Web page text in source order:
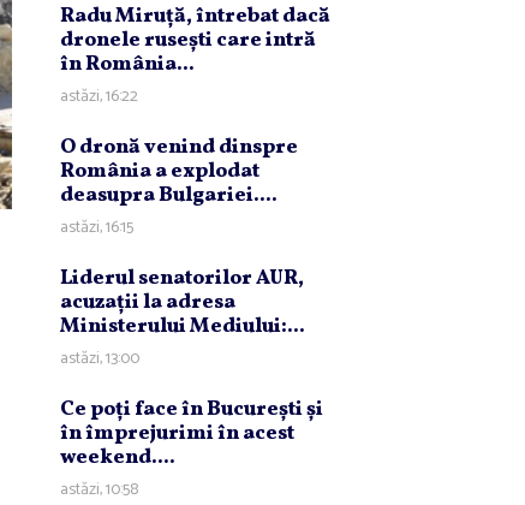
Radu Miruţă, întrebat dacă
dronele ruseşti care intră
în România...
astăzi, 16:22
O dronă venind dinspre
România a explodat
deasupra Bulgariei....
astăzi, 16:15
Liderul senatorilor AUR,
acuzaţii la adresa
Ministerului Mediului:...
astăzi, 13:00
Ce poţi face în Bucureşti şi
în împrejurimi în acest
weekend....
astăzi, 10:58